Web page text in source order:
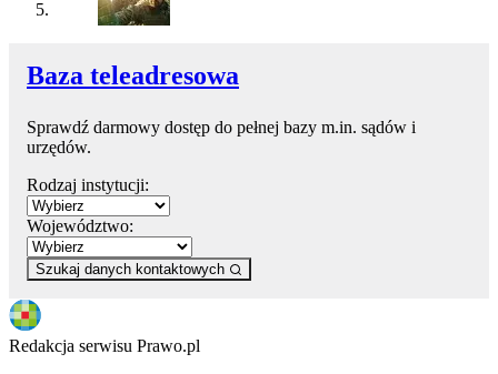
Baza teleadresowa
Sprawdź darmowy dostęp do pełnej bazy m.in. sądów i
urzędów.
Rodzaj instytucji:
Województwo:
Szukaj danych kontaktowych
Redakcja serwisu Prawo.pl